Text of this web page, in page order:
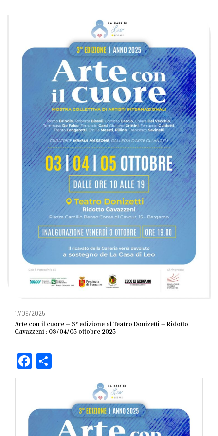
17/09/2025
Arte con il cuore – 3° edizione al Teatro Donizetti – Ridotto
Gavazzeni : 03/04/05 ottobre 2025
F
e
di
vi